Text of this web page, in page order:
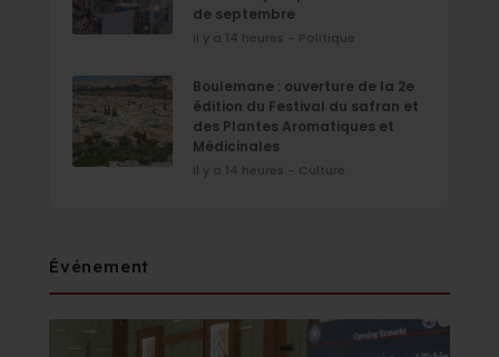
de septembre
il y a 14 heures - Politique
Boulemane : ouverture de la 2e
édition du Festival du safran et
des Plantes Aromatiques et
Médicinales
il y a 14 heures - Culture
Événement